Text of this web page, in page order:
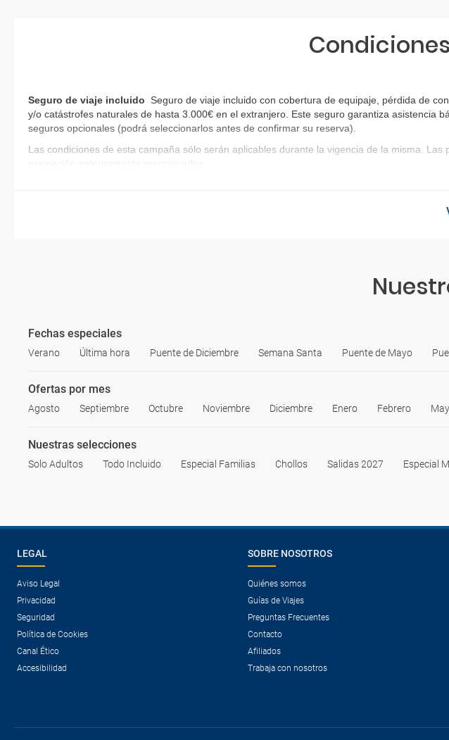
Seguro de viaje incluido
Seguro de viaje incluido con cobertura de equipaje, pérdida de
y/o catástrofes naturales de hasta 3.000€ en el extranjero. Este seguro garantiza asistencia
seguros opcionales (podrá seleccionarlos antes de confirmar su reserva)
Las condiciones de esta campaña sólo serán aplicables durante la vigencia de la misma.
promoción anteriormente mencionadas.
Fechas especiales
Verano Última hora Puente de Diciembre Semana Santa Puente de Mayo
Ofertas por mes
Agosto Septiembre Octubre Noviembre Diciembre Enero Febrero
Nuestras selecciones
Solo Adultos Todo Incluido Especial Familias Chollos Salidas 2027 Especial
LEGAL
Aviso Legal
Privacidad
Seguridad
Política de Cookies
Canal Ético
Accesibilidad
SOBRE NOSOTROS
Quiénes somos
Guías de Viajes
Preguntas Frecuentes
Contacto
Afiliados
Trabaja con nosotros